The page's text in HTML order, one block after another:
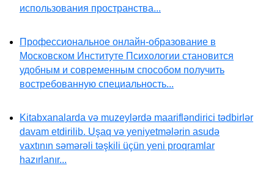
использования пространства...
Профессиональное онлайн-образование в
Московском Институте Психологии становится
удобным и современным способом получить
востребованную специальность...
Kitabxanalarda və muzeylərdə maarifləndirici tədbirlər
davam etdirilib. Uşaq və yeniyetmələrin asudə
vaxtının səmərəli təşkili üçün yeni proqramlar
hazırlanır...